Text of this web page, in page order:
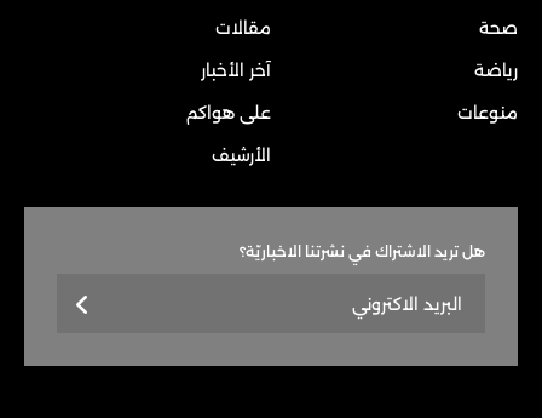
صحة
رياضة
منوعات
مقالات
آخر الأخبار
على هواكم
الأرشيف
هل تريد الاشتراك في نشرتنا الاخباريّة؟